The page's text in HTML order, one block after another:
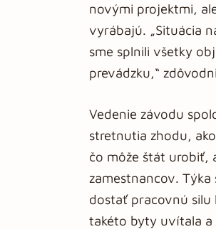
novými projektmi,
vyrábajú. „Situácia
sme splnili všetky
prevádzku,“
Vedenie závodu
stretnutia zhodu,
čo môže štát urobiť,
zamestnancov.
dostať pracovnú silu
takéto byty uvítala a